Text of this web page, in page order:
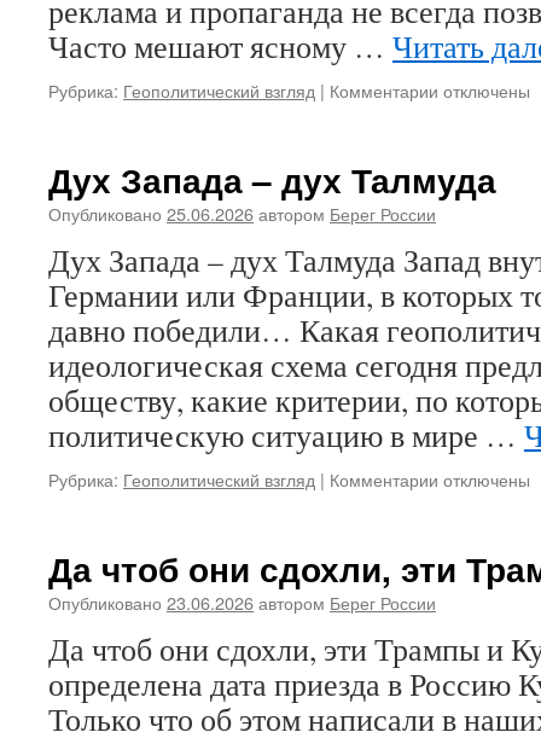
реклама и пропаганда не всегда
Часто мешают ясному … Читать
Рубрика: Геополитический взгляд | Комментарии к
кошерные
отключены
Дух Запада – дух Талмуда
Опубликовано 25.06.2026автором Берег России
Дух Запада – дух Талмуда Запад
Германии или Франции, в которых
давно победили… Какая
идеологическая схема сегодня
обществу, какие критерии, по
политическую ситуацию в мире …
Рубрика: Геополитический взгляд | Комментарии к
–
отключены
Да чтоб они сдохли, эти
Опубликовано 23.06.2026автором Берег России
Да чтоб они сдохли, эти Трампы и
определена дата приезда в Россию
Только что об этом написали в